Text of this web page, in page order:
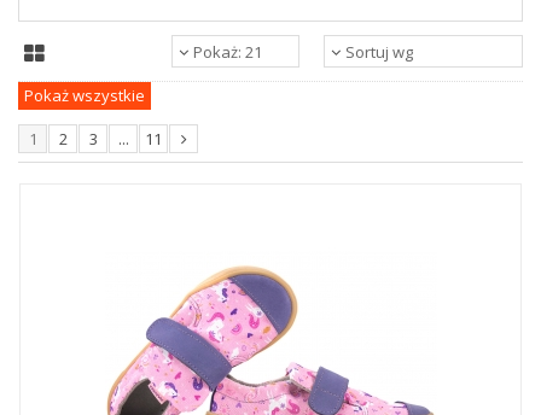
Sortuj wg
Pokaż: 21
Pokaż wszystkie
1
2 3 ... 11